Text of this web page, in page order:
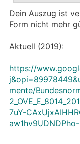
Dein Auszug ist
Form nicht mehr
Aktuell (2019):
https://
mente/
7uY-